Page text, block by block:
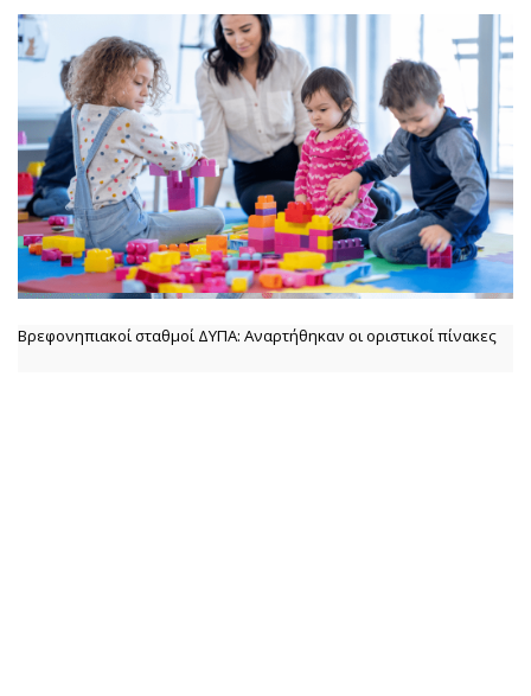
Βρεφονηπιακοί σταθμοί ΔΥΠΑ: Αναρτήθηκαν οι οριστικοί πίνακες